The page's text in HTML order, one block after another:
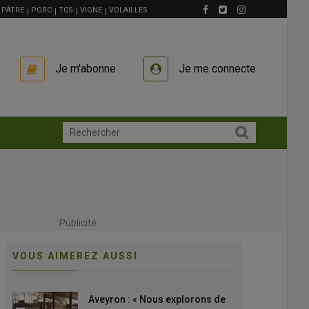
PÂTRE PORC TCS VIGNE VOLAILLES
Je m'abonne Je me connecte
Publicité
VOUS AIMEREZ AUSSI
Aveyron : « Nous explorons de